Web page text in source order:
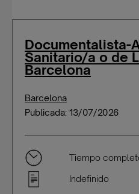
Documentalista-
Sanitario/a o de
Barcelona
Barcelona
Publicada: 13/07/2026
Tiempo
Indefinido